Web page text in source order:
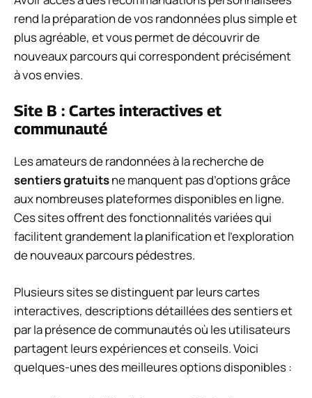
rend la préparation de vos randonnées plus simple et
plus agréable, et vous permet de découvrir de
nouveaux parcours qui correspondent précisément
à vos envies.
Site B : Cartes interactives et
communauté
Les amateurs de randonnées à la recherche de
sentiers gratuitsne manquent pas d’options grâce
aux nombreuses plateformes disponibles en ligne.
Ces sites offrent des fonctionnalités variées qui
facilitent grandement la planification et l’exploration
de nouveaux parcours pédestres.
Plusieurs sites se distinguent par leurs cartes
interactives, descriptions détaillées des sentiers et
par la présence de communautés où les utilisateurs
partagent leurs expériences et conseils. Voici
quelques-unes des meilleures options disponibles :